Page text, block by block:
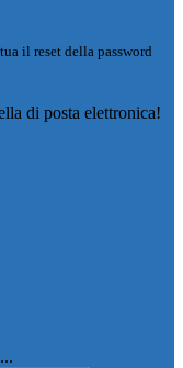
il reset della password
di posta elettronica!